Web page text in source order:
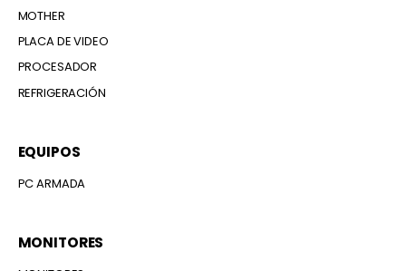
MOTHER
PLACA DE VIDEO
PROCESADOR
REFRIGERACIÓN
EQUIPOS
PC ARMADA
MONITORES